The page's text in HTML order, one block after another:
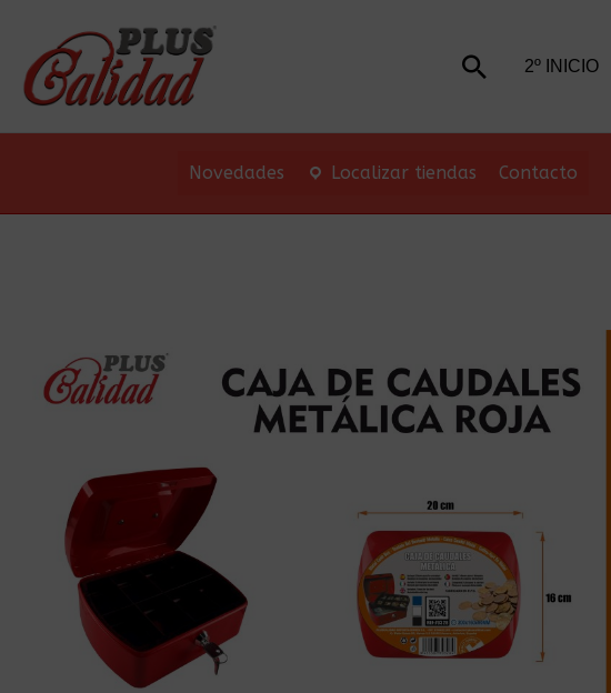
Buscar2º INICIO
Novedades Localizar tiendas Contacto